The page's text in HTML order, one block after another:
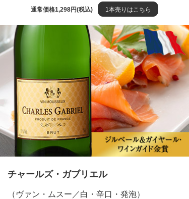
通常価格1,298円(税込) 1本売りはこちら
チャールズ・ガブリエル
（ヴァン・ムスー／白・辛口・発泡）